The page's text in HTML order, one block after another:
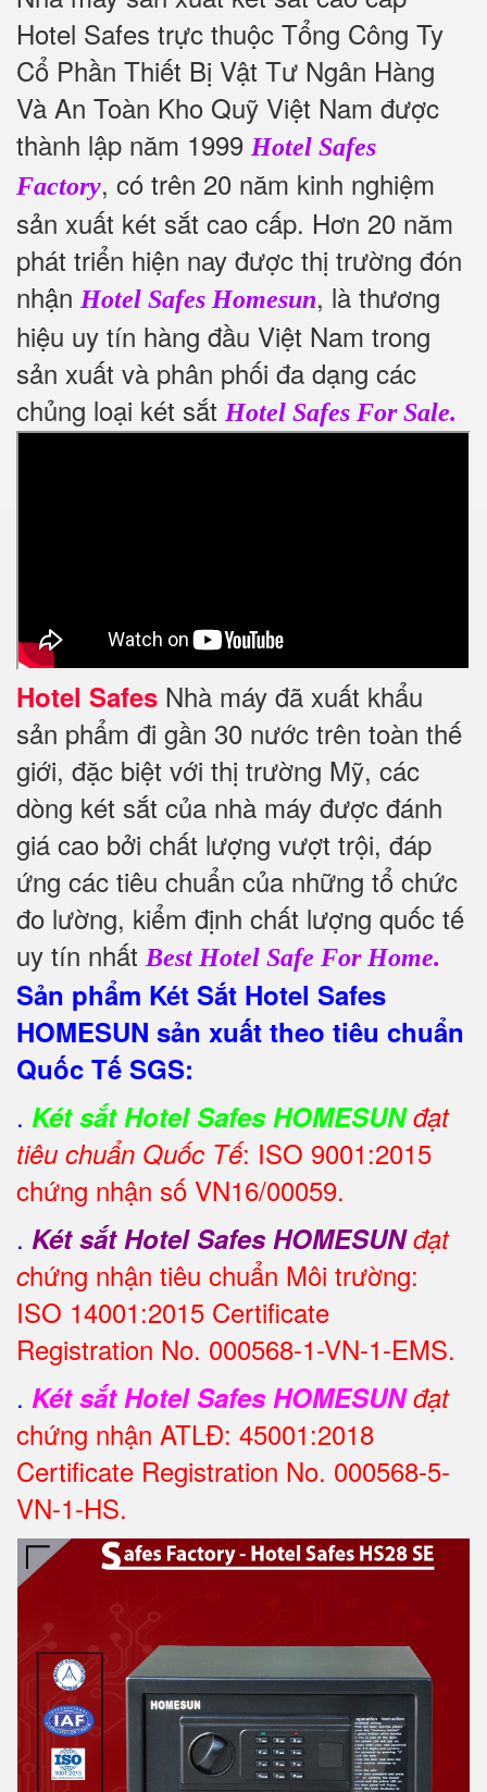
Hotel Safes trực thuộc Tổng Công Ty
Cổ Phần Thiết Bị Vật Tư Ngân Hàng
Và An Toàn Kho Quỹ Việt Nam được
thành lập năm 1999 Hotel Safes
Factory, có trên 20 năm kinh nghiệm
sản xuất két sắt cao cấp. Hơn 20 năm
phát triển hiện nay được thị trường đón
nhận Hotel Safes Homesun, là thương
hiệu uy tín hàng đầu Việt Nam trong
sản xuất và phân phối đa dạng các
chủng loại két sắt Hotel Safes For Sale.
Hotel Safes Nhà máy đã xuất khẩu
sản phẩm đi gần 30 nước trên toàn thế
giới, đặc biệt với thị trường Mỹ, các
dòng két sắt của nhà máy được đánh
giá cao bởi chất lượng vượt trội, đáp
ứng các tiêu chuẩn của những tổ chức
đo lường, kiểm định chất lượng quốc tế
uy tín nhất Best Hotel Safe For Home.
Sản phẩm Két Sắt Hotel Safes
HOMESUN sản xuất theo tiêu chuẩn
Quốc Tế SGS:
. Két sắt Hotel Safes HOMESUNđạt
tiêu chuẩn Quốc Tế: ISO 9001:2015
chứng nhận số VN16/00059.
. Két sắt Hotel Safes HOMESUNđạt
chứng nhận tiêu chuẩn Môi trường:
ISO 14001:2015 Certificate
Registration No. 000568-1-VN-1-EMS.
. Két sắt Hotel Safes HOMESUNđạt
chứng nhận ATLĐ: 45001:2018
Certificate Registration No. 000568-5-
VN-1-HS.